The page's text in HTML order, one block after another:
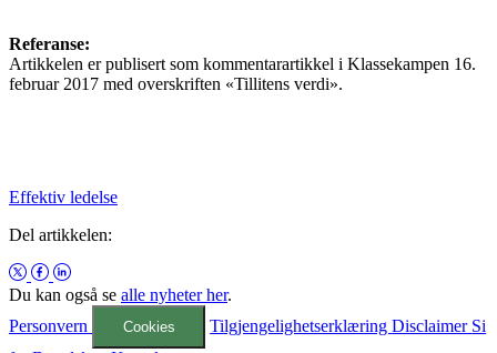
Referanse:
Artikkelen er publisert som kommentarartikkel i Klassekampen 16.
februar 2017 med overskriften «Tillitens verdi».
Effektiv ledelse
Del artikkelen:
Du kan også se alle nyheter her.
Personvern
Cookies TilgjengelighetserklæringDisclaimer Si